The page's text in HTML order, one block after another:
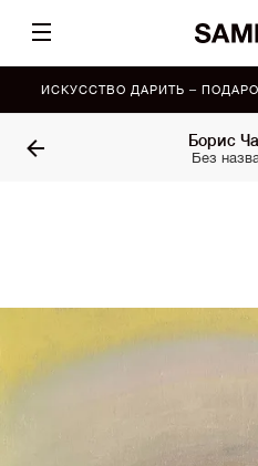
ИСКУССТВО ДАРИТЬ –
Борис
Без